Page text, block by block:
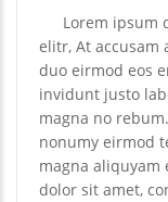
Lorem ipsum
elitr, At accusam
duo eirmod eos
invidunt justo
magna no
nonumy eirmod
magna aliquyam
dolor sit amet,